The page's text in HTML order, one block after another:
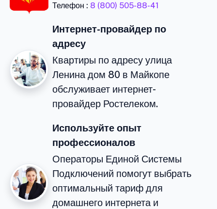
Телефон : 8 (800) 505-88-41
Интернет-провайдер по
адресу
Квартиры по адресу улица
Ленина дом 80 в Майкопе
обслуживает интернет-
провайдер Ростелеком.
Используйте опыт
профессионалов
Операторы Единой Системы
Подключений помогут выбрать
оптимальный тариф для
домашнего интернета и